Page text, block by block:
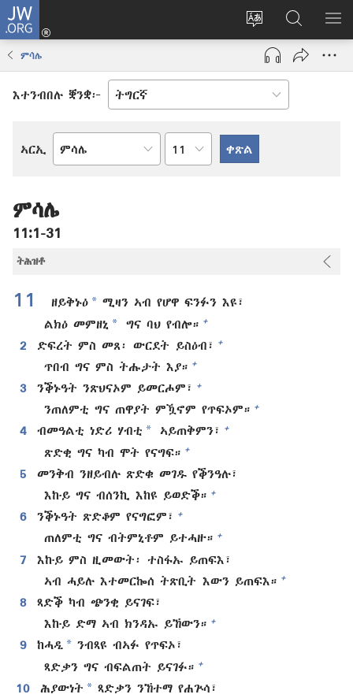
JW.ORG
ቋንቋ
ወብ
ሳይት
እቶ
(opens
window)
ኣብ
JW.ORG
ድለ
ምሳሌ
እተንብበሉ ቛንቋ፦
ኣርኢ
መጻሕፍቲ
ምዕራፍ
ምሳሌ
11:1-31
ትሕዝቶ
11 ዘይቅኑዕ * ሚዛን ኣብ የሆዋ ፍንፉን እዩ፣
ልክዕ መምዘኒ * ግና ባህ የብሎ። +
2 ድፍረት ምስ መጸ፡ ውርደት ይስዕብ፣ +
ጥበብ ግና ምስ ትሑታት እያ። +
3 ንቕኑዓት ንጽህናኦም ይመርሖም፣ +
ንጠለምቲ ግና ጠዋያት ምዃኖም የጥፍኦም። +
4 ብመዓልቲ ነድሪ ሃብቲ * ኣይጠቅምን፣ +
ጽድቂ ግና ካብ ሞት የናግፍ። +
5
መንቅብ ንዘይብሉ ጽድቁ መገዱ የቕንዓሉ፣
እኩይ ግና ብሰንኪ እከዩ ይወድቕ። +
6 ንቕኑዓት ጽድቆም የናግፎም፣ +
ጠለምቲ ግና ብትምኒቶም ይተሓዙ። +
7
እኩይ ምስ ዚመውት፡ ተስፋኡ ይጠፍእ፣
ኣብ ሓይሉ እተመርኰሰ ትጽቢት እውን ይጠፍእ። +
8
ጻድቕ ካብ ጭንቂ ይናገፍ፣
እኩይ ድማ ኣብ ክንዳኡ ይኸውን። +
9 ከሓዲ * ንብጻዩ ብኣፉ የጥፍኦ፣
ጻድቃን ግና ብፍልጠት ይናገፉ። +
10 ሕያውነት * ጻድቃን ንኸተማ የሐጕሳ፣